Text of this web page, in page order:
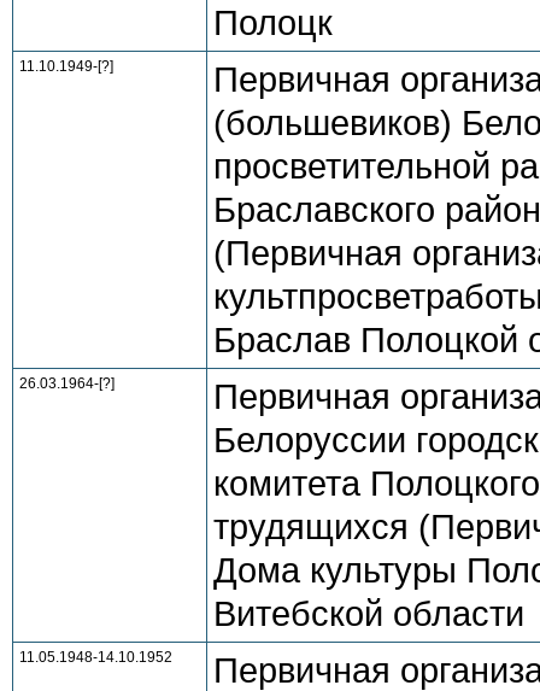
Полоцк
11.10.1949-[?]
Первичная
(большевиков)
просветительной
Браславского
(Первичная
Браслав Полоцкой
26.03.1964-[?]
Первичная
Белоруссии
комитета
трудящихся
Дома культуры
Витебской области
11.05.1948-14.10.1952
Первичная